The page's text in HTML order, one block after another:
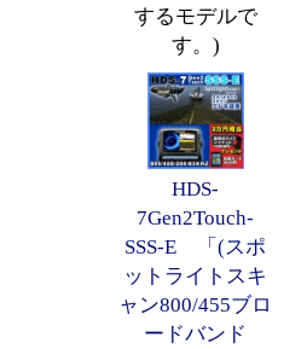
するモデルで
す。)
HDS-
7Gen2Touch-
SSS-E 「(スポ
ットライトスキ
ャン800/455ブロ
ードバンド